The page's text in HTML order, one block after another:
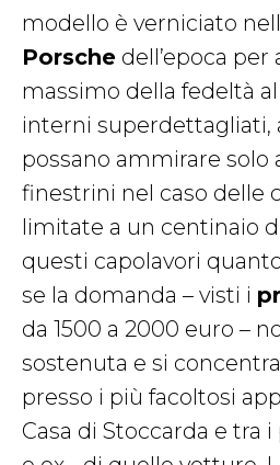
modello è verniciato
Porsche dell’epoca per
massimo della fedeltà
interni superdettagliati,
possano ammirare solo
finestrini nel caso delle
limitate a un centinaio
questi capolavori
se la domanda – visti i
da 1500 a 2000 euro –
sostenuta e si
presso i più facoltosi
Casa di Stoccarda e tra